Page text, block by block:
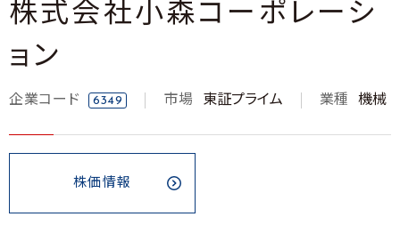
株式会社小森コーポレーシ
ョン
企業コード 6349 市場 東証プライム 業種 機械
株価情報